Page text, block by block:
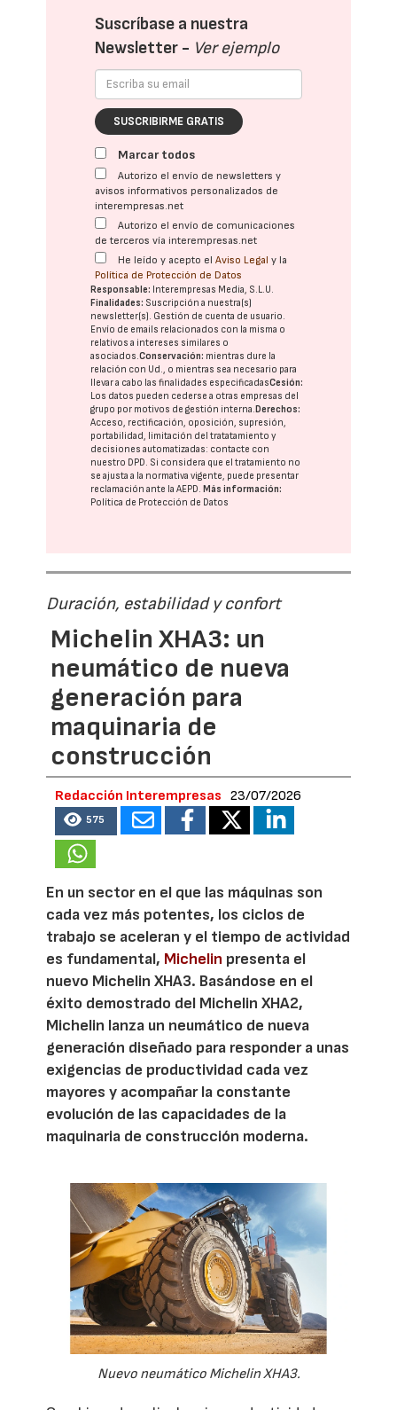
Suscríbase a nuestra
Newsletter - Ver ejemplo
SUSCRIBIRME GRATIS
Marcar todos
Autorizo el envío de newsletters y
avisos informativos personalizados de
interempresas.net
Autorizo el envío de comunicaciones
de terceros vía interempresas.net
He leído y acepto elAviso Legal y la
Política de Protección de Datos
Responsable: Interempresas Media, S.L.U.
Finalidades: Suscripción a nuestra(s)
newsletter(s). Gestión de cuenta de usuario.
Envío de emails relacionados con la misma o
relativos a intereses similares o
asociados.Conservación: mientras dure la
relación con Ud., o mientras sea necesario para
llevar a cabo las finalidades especificadasCesión:
Los datos pueden cederse a otras empresas del
grupo por motivos de gestión interna.Derechos:
Acceso, rectificación, oposición, supresión,
portabilidad, limitación del tratatamiento y
decisiones automatizadas: contacte con
nuestro DPD. Si considera que el tratamiento no
se ajusta a la normativa vigente, puede presentar
reclamación ante laAEPD.Más información:
Política de Protección de Datos
Duración, estabilidad y confort
Michelin XHA3: un
neumático de nueva
generación para
maquinaria de
construcción
Redacción Interempresas 23/07/2026
575
En un sector en el que las máquinas son
cada vez más potentes, los ciclos de
trabajo se aceleran y el tiempo de actividad
es fundamental, Michelin presenta el
nuevo Michelin XHA3. Basándose en el
éxito demostrado del Michelin XHA2,
Michelin lanza un neumático de nueva
generación diseñado para responder a unas
exigencias de productividad cada vez
mayores y acompañar la constante
evolución de las capacidades de la
maquinaria de construcción moderna.
Nuevo neumático Michelin XHA3.